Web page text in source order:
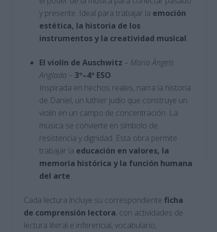
y presente. Ideal para trabajar la emoción
estética, la historia de los
instrumentos y la creatividad musical.
El violín de Auschwitz – Maria Àngels
Anglada – 3º–4º ESO
Inspirada en hechos reales, narra la historia
de Daniel, un luthier judío que construye un
violín en un campo de concentración. La
música se convierte en símbolo de
resistencia y dignidad. Esta obra permite
trabajar la educación en valores, la
memoria histórica y la función humana
del arte.
Cada lectura incluye su correspondiente ficha
de comprensión lectora, con actividades de
lectura literal e inferencial, vocabulario,